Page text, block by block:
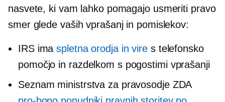
nasvete, ki vam lahko pomagajo usmeriti pravo
smer glede vaših vprašanj in pomislekov:
IRS imaspletna orodja in vire s telefonsko
pomočjo in razdelkom s pogostimi vprašanji
Seznam ministrstva za pravosodje ZDA